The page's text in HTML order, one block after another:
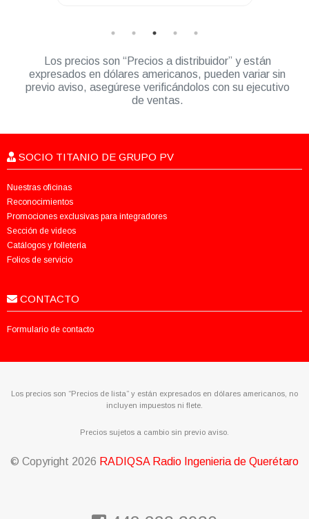
Los precios son “Precios a distribuidor” y están
expresados en dólares americanos, pueden variar sin
previo aviso, asegúrese verificándolos con su ejecutivo
de ventas.
SOCIO TITANIO DE GRUPO PV
Nuestras oficinas
Reconocimientos
Promociones exclusivas para integradores
Sección de videos
Catálogos y folletería
Folios de servicio
CONTACTO
Formulario de contacto
Los precios son “Precios de lista” y están expresados en dólares americanos, no
incluyen impuestos ni flete.
Precios sujetos a cambio sin previo aviso.
© Copyright 2026 RADIQSA Radio Ingenieria de Querétaro